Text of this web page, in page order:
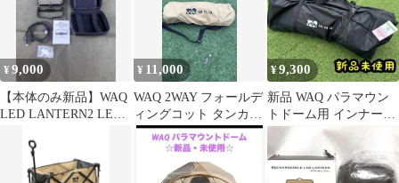
¥9,000
【本体のみ新品】WAQ
LED LANTERN2 LED
¥ 11,000
WAQ 2WAY フォールデ
ィングコット タンカラ
ー
¥9,300
新品 WAQ パラマウン
トドーム用 インナーテ
ント